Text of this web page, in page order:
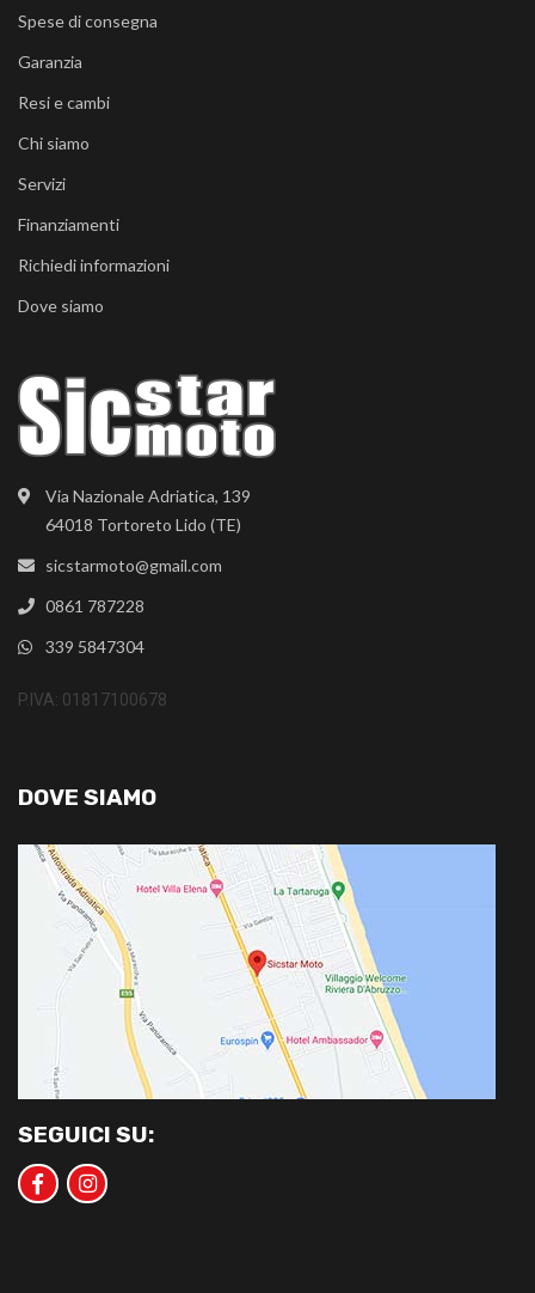
Via Nazionale Adriatica, 139
64018 Tortoreto Lido (TE)
sicstarmoto@gmail.com
0861 787228
339 5847304
P.IVA: 01817100678
Spese di consegna
Garanzia
Resi e cambi
Chi siamo
Servizi
Finanziamenti
Richiedi informazioni
Dove siamo
DOVE SIAMO
SEGUICI SU: